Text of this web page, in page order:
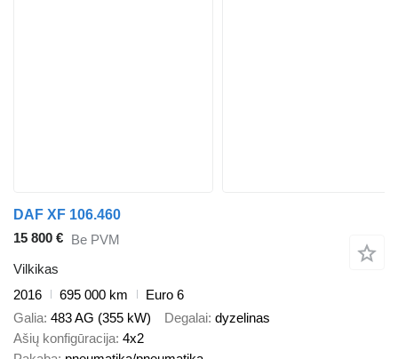
DAF XF 106.460
15 800 € Be PVM
Vilkikas
2016
695 000 km
Euro 6
Galia 483 AG (355 kW) Degalai dyzelinas
Ašių konfigūracija 4x2